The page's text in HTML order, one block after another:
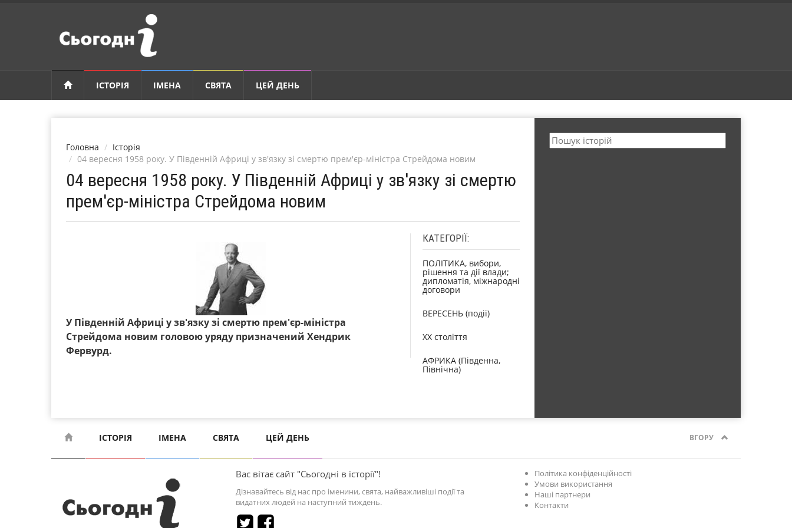
ІСТОРІЯ ІМЕНА СВЯТА ЦЕЙ ДЕНЬ
Головна
Історія
04 вересня 1958 року. У Південній Африці у зв'язку зі смертю прем'єр-міністра Стрейдома новим
04 вересня 1958 року. У Південній Африці у зв'язку зі смертю
прем'єр-міністра Стрейдома новим
У Південній Африці у зв'язку зі смертю прем'єр-міністра
Стрейдома новим головою уряду призначений Хендрик
Фервурд.
КАТЕГОРІЇ:
ПОЛІТИКА, вибори,
рішення та дії влади;
дипломатія, міжнародні
договори
ВЕРЕСЕНЬ (події)
XX століття
АФРИКА (Південна,
Північна)
ІСТОРІЯ ІМЕНА СВЯТА ЦЕЙ ДЕНЬ ВГОРУ
Вас вітає сайт "Сьогодні в історії"!
Дізнавайтесь від нас про іменини, свята, найважливіші події та
видатних людей на наступний тиждень.
Політика конфіденційності
Умови використання
Наші партнери
Контакти